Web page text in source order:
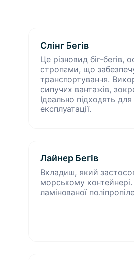
Слінг Бегів
Це різновид біг-
стропами, що
транспортування.
сипучих вантажів,
Ідеально підходять
експлуатації.
Лайнер Бегів
Вкладиш, який
морському контейнері.
ламінованої